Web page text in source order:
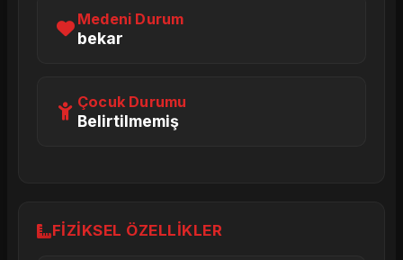
Medeni Durum
bekar
Çocuk Durumu
Belirtilmemiş
FIZIKSEL ÖZELLIKLER